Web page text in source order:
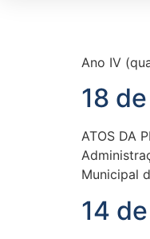
Ano IV
18
ATOS DA
Municipal
14